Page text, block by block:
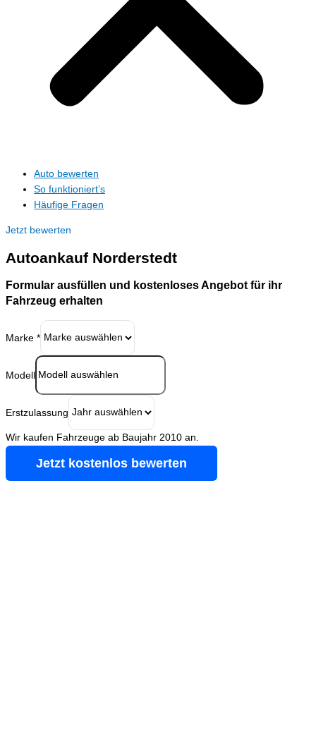
Auto bewerten
So funktioniert’s
Häufige Fragen
Jetzt bewerten
Autoankauf Norderstedt
Formular ausfüllen und kostenloses Angebot für ihr
Fahrzeug erhalten
Marke *
Modell
Erstzulassung
Wir kaufen Fahrzeuge ab Baujahr 2010 an.
Jetzt kostenlos bewerten